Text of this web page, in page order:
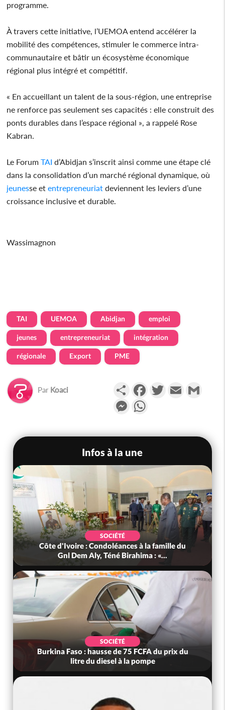
programme.
À travers cette initiative, l’UEMOA entend accélérer la
mobilité des compétences, stimuler le commerce intra-
communautaire et bâtir un écosystème économique
régional plus intégré et compétitif.
« En accueillant un talent de la sous-région, une entreprise
ne renforce pas seulement ses capacités : elle construit des
ponts durables dans l’espace régional », a rappelé Rose
Kabran.
Le ForumTAI d’Abidjan s’inscrit ainsi comme une étape clé
dans la consolidation d’un marché régional dynamique, où
jeunesse et entrepreneuriat deviennent les leviers d’une
croissance inclusive et durable.
Wassimagnon
TAI UEMOA Abidjan emploi
jeunes entrepreneuriat intégration
régionale Export PME
Par Koaci PartagerFacebookTwitterEmail
Messenger
Infos à la une
SOCIÉTÉ
Côte d'Ivoire : Condoléances à la famille du
Gnl Dem Aly, Téné Birahima : «...
SOCIÉTÉ
Burkina Faso : hausse de 75 FCFA du prix du
litre du diesel à la pompe